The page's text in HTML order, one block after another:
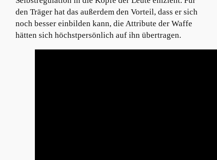
den Träger hat das außerdem den Vorteil, dass er sich
noch besser einbilden kann, die Attribute der Waffe
hätten sich höchstpersönlich auf ihn übertragen.